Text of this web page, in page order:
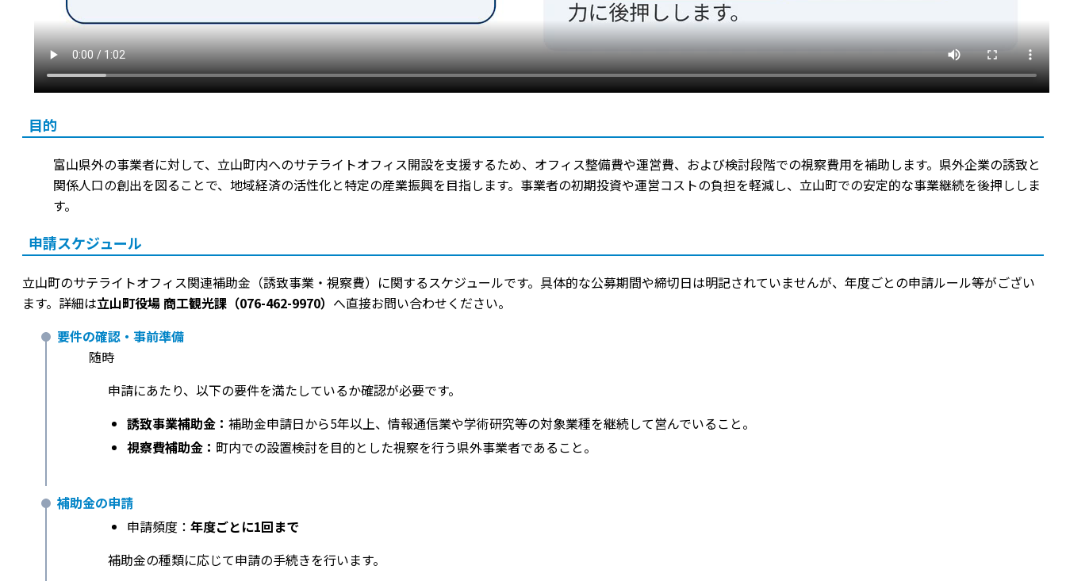
目的
富山県外の事業者に対して、立山町内へのサテライトオフィス開設を支援するため、オフィス整備費や運営費、および検討段階での視察費用を補助します。県外企業の誘致と
関係人口の創出を図ることで、地域経済の活性化と特定の産業振興を目指します。事業者の初期投資や運営コストの負担を軽減し、立山町での安定的な事業継続を後押ししま
す。
申請スケジュール
立山町のサテライトオフィス関連補助金（誘致事業・視察費）に関するスケジュールです。具体的な公募期間や締切日は明記されていませんが、年度ごとの申請ルール等がござい
ます。詳細は立山町役場 商工観光課（076-462-9970） へ直接お問い合わせください。
要件の確認・事前準備
随時
申請にあたり、以下の要件を満たしているか確認が必要です。
誘致事業補助金： 補助金申請日から5年以上、情報通信業や学術研究等の対象業種を継続して営んでいること。
視察費補助金： 町内での設置検討を目的とした視察を行う県外事業者であること。
補助金の申請
申請頻度： 年度ごとに1回まで
補助金の種類に応じて申請の手続きを行います。